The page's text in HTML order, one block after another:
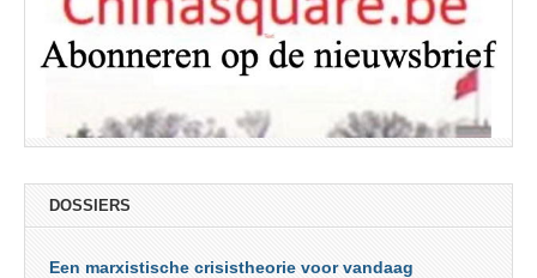
DOSSIERS
Een marxistische crisistheorie voor vandaag